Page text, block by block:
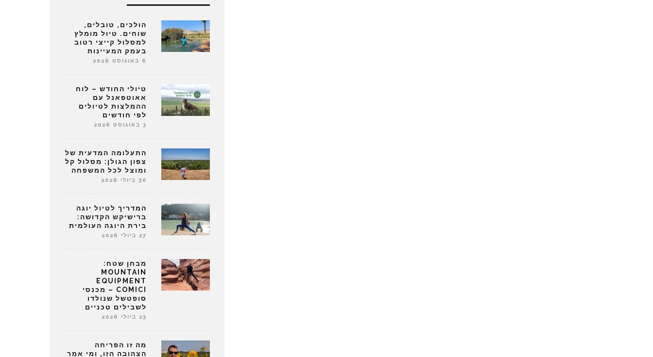
הולכים, טובלים,
שוחים. טיול מומלץ
למסלול קייצי רטוב
בעמק המעיינות
6 באוגוסט 2026
טיולי החודש – לוח
אאוטפאנל עם
ההמלצות לטיולים
לפי חודשים
3 באוגוסט 2026
התעלומה המדעית של
צפון הגולן: מסלול קל
ומוצל לכל המשפחה
30 ביולי 2026
המדריך לטיול יוגה
ברישיקש הקדושה:
בירת היוגה העולמית
27 ביולי 2026
מבחן שטח:
MOUNTAIN
EQUIPMENT
COMICI – מכנסי
סופטשל שנולדו
לשבילים טכניים
23 ביולי 2026
מה זו הפריחה
הצהובה הזו, ומי אמר